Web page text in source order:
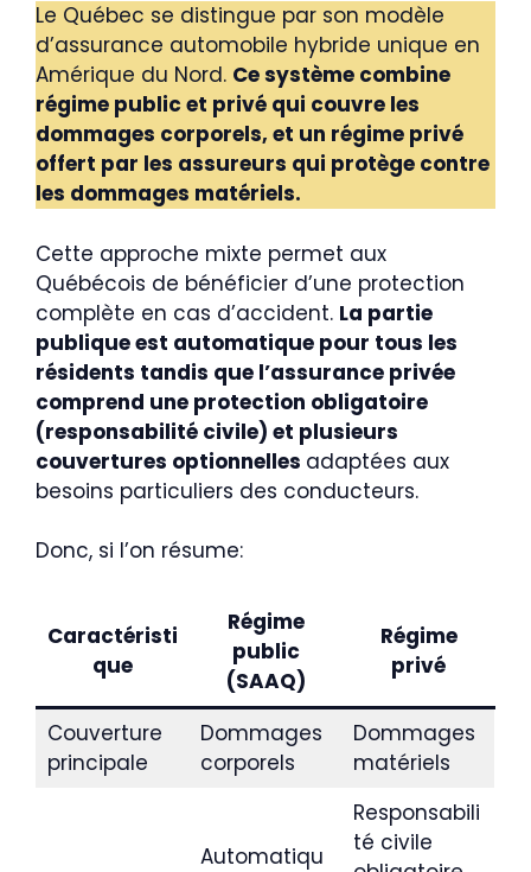
Le Québec se distingue par son modèle
d’assurance automobile hybride unique en
Amérique du Nord. Ce système combine
régime public et privé qui couvre les
dommages corporels, et un régime privé
offert par les assureurs qui protège contre
les dommages matériels.
Cette approche mixte permet aux
Québécois de bénéficier d’une protection
complète en cas d’accident. La partie
publique est automatique pour tous les
résidents tandis que l’assurance privée
comprend une protection obligatoire
(responsabilité civile) et plusieurs
couvertures optionnelles adaptées aux
besoins particuliers des conducteurs.
Donc, si l’on résume:
Caractéristi
que
Régime
public
(SAAQ)
Régime
privé
Couverture
principale
Dommages
corporels
Dommages
matériels
Automatiqu
Responsabili
té civile